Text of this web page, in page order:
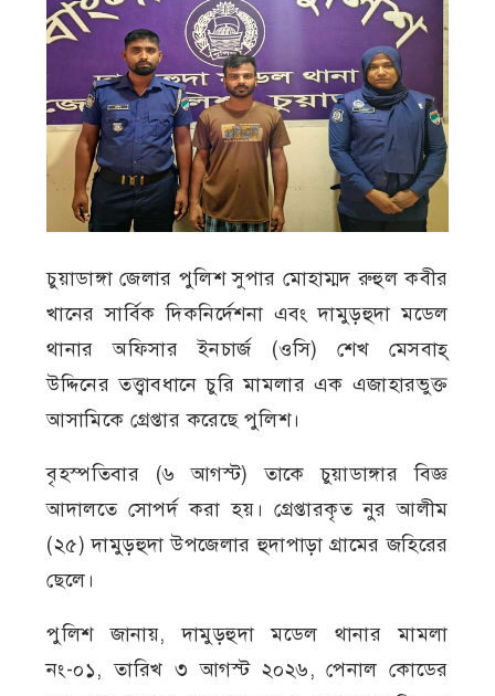
চুয়াডাঙ্গা জেলার পুলিশ সুপার মোহাম্মদ রুহুল কবীর
খানের সার্বিক দিকনির্দেশনা এবং দামুড়হুদা মডেল
থানার অফিসার ইনচার্জ (ওসি) শেখ মেসবাহ্
উদ্দিনের তত্ত্বাবধানে চুরি মামলার এক এজাহারভুক্ত
আসামিকে গ্রেপ্তার করেছে পুলিশ।
বৃহস্পতিবার (৬ আগস্ট) তাকে চুয়াডাঙ্গার বিজ্ঞ
আদালতে সোপর্দ করা হয়। গ্রেপ্তারকৃত নুর আলীম
(২৫) দামুড়হুদা উপজেলার হুদাপাড়া গ্রামের জহিরের
ছেলে।
পুলিশ জানায়, দামুড়হুদা মডেল থানার মামলা
নং-০১, তারিখ ৩ আগস্ট ২০২৬, পেনাল কোডের